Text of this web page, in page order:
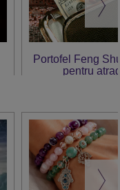
Portofel Feng
pentru